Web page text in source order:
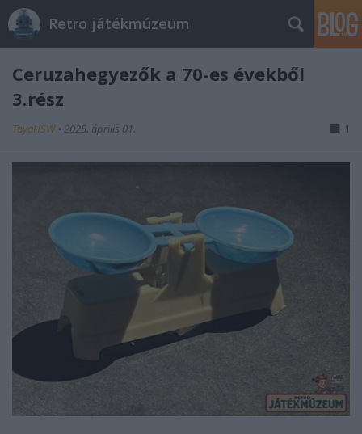
Retro játékmúzeum
Ceruzahegyezők a 70-es évekből
3.rész
ToyaHSW • 2025. április 01. 1